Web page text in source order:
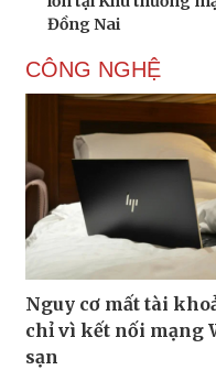
Đồng Nai
CÔNG NGHỆ
Nguy cơ mất tài
chỉ vì kết nối mạng
sạn